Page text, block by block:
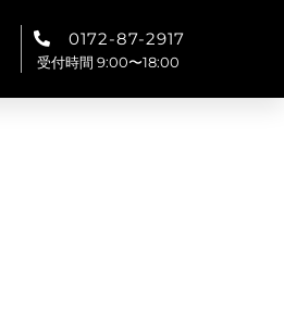
0172-87-2917
受付時間 9:00〜18:00